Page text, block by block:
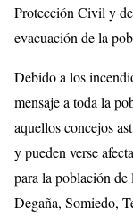
Protección Civil y
evacuación de la
Debido a los
mensaje a toda la
aquellos concejos
y pueden verse
para la población
Degaña, Somiedo,